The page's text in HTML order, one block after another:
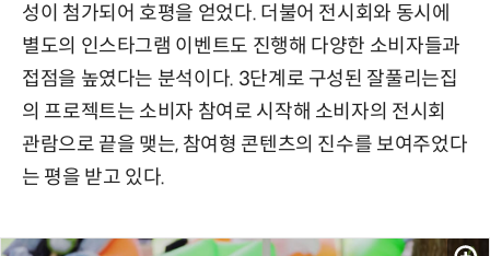
성이 첨가되어 호평을 얻었다. 더불어 전시회와 동시에
별도의 인스타그램 이벤트도 진행해 다양한 소비자들과
접점을 높였다는 분석이다. 3단계로 구성된 잘풀리는집
의 프로젝트는 소비자 참여로 시작해 소비자의 전시회
관람으로 끝을 맺는, 참여형 콘텐츠의 진수를 보여주었다
는 평을 받고 있다.